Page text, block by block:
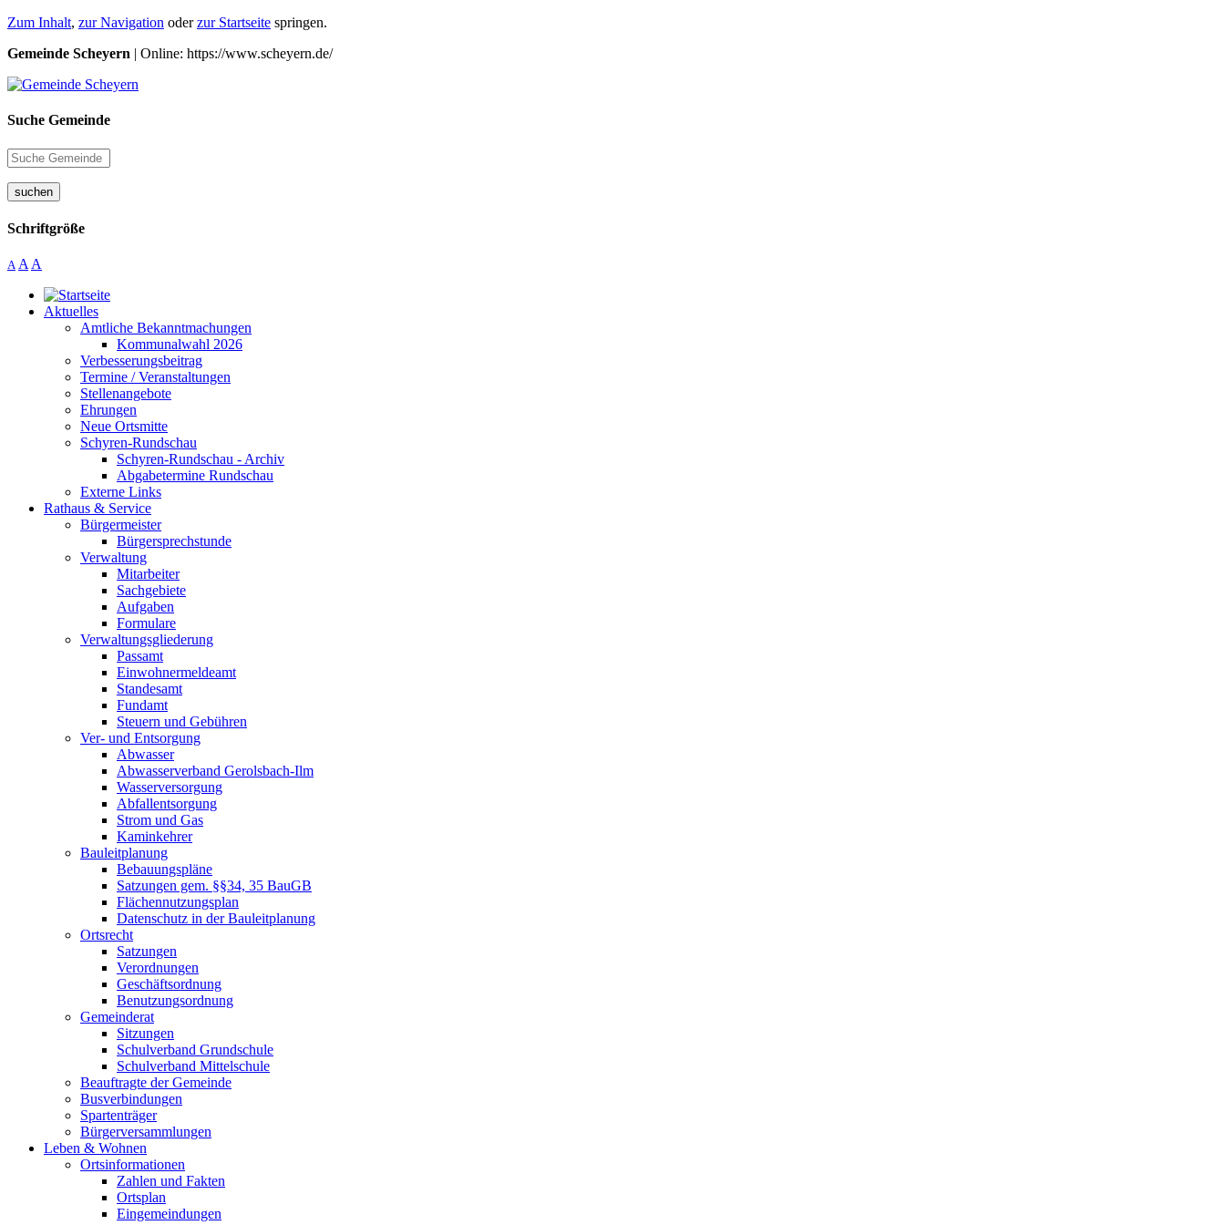
Zum Inhalt, zur Navigation oderzur Startseite springen.
Gemeinde Scheyern | Online: https://www.scheyern.de/
Suche Gemeinde
suchen
Schriftgröße
A A A
Aktuelles
Amtliche Bekanntmachungen
Kommunalwahl 2026
Verbesserungsbeitrag
Termine / Veranstaltungen
Stellenangebote
Ehrungen
Neue Ortsmitte
Schyren-Rundschau
Schyren-Rundschau - Archiv
Abgabetermine Rundschau
Externe Links
Rathaus & Service
Bürgermeister
Bürgersprechstunde
Verwaltung
Mitarbeiter
Sachgebiete
Aufgaben
Formulare
Verwaltungsgliederung
Passamt
Einwohnermeldeamt
Standesamt
Fundamt
Steuern und Gebühren
Ver- und Entsorgung
Abwasser
Abwasserverband Gerolsbach-Ilm
Wasserversorgung
Abfallentsorgung
Strom und Gas
Kaminkehrer
Bauleitplanung
Bebauungspläne
Satzungen gem. §§34, 35 BauGB
Flächennutzungsplan
Datenschutz in der Bauleitplanung
Ortsrecht
Satzungen
Verordnungen
Geschäftsordnung
Benutzungsordnung
Gemeinderat
Sitzungen
Schulverband Grundschule
Schulverband Mittelschule
Beauftragte der Gemeinde
Busverbindungen
Spartenträger
Bürgerversammlungen
Leben & Wohnen
Ortsinformationen
Zahlen und Fakten
Ortsplan
Eingemeindungen